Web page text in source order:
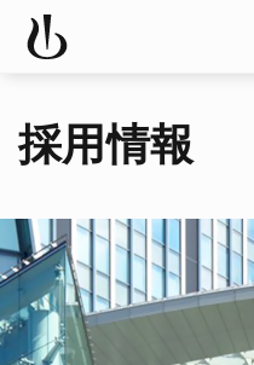
採用情報